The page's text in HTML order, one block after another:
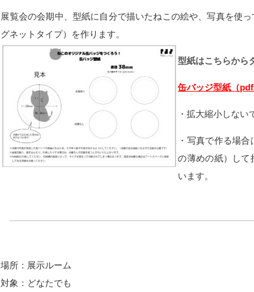
展覧会の会期中、型紙に自分で描いたねこの絵や、写真を使
グネットタイプ）を作ります。
型紙はこちらから
缶バッジ型紙（pdf
・拡大縮小しない
・写真で作る場
の薄めの紙）して
います。
場所：展示ルーム
対象：どなたでも